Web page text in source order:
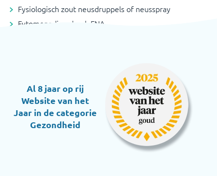
Fysiologisch zout neusdruppels of neusspray
Fytomenadion drank FNA
Al 8 jaar op rij
Website van het
Jaar in de categorie
Gezondheid